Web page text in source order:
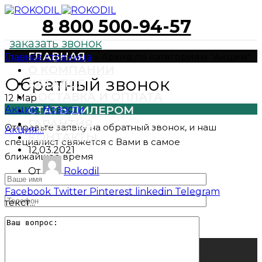
8 800 500-94-57
заказать звонок
Обратный звонок
Отправьте заявку на обратный звонок, и наш
специалист свяжется с Вами в самое
ближайшее время
ГЛАВНАЯ
КАТАЛОГ
ДОСТАВКА И ОПЛАТА
СТАТЬ ДИЛЕРОМ
ГАРАНТИЯ
КОНТАКТЫ
Главная страница
12 Мар
Акции,Новости
Акция…
12.03.2021
От
Rokodil
Facebook Twitter Pinterest linkedin Telegram
текст...
Продолжить чтение